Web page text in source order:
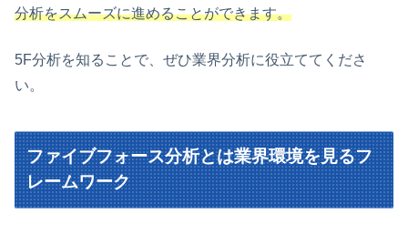
分析をスムーズに進めることができます。
5F分析を知ることで、ぜひ業界分析に役立ててくださ
い。
ファイブフォース分析とは業界環境を見るフ
レームワーク